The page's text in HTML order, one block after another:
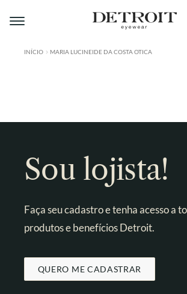
Pular
para
Pular
para
A MONTMARTRE
CONTATO
INÍCIO MARIA LUCINEIDE DA COSTA OTICA
Sou lojista!
Faça seu cadastro e tenha acesso a
produtos e benefícios Detroit.
QUERO ME CADASTRAR